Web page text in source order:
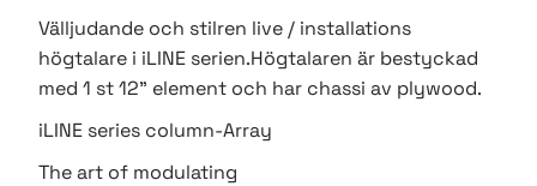
Välljudande och stilren live / installations
högtalare i iLINE serien.Högtalaren är bestyckad
med 1 st 12" element och har chassi av plywood.
iLINE series column-Array
The art of modulating